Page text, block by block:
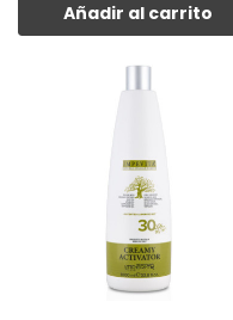
Añadir al carrito